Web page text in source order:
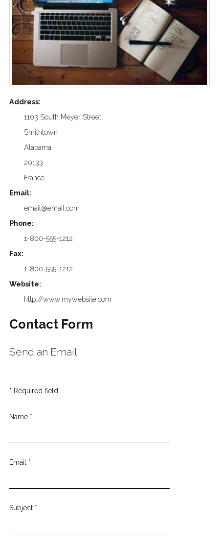
Address:
1103 South Meyer Street
Smithtown
Alabama
20133
France
Email:
email@email.com
Phone:
1-800-555-1212
Fax:
1-800-555-1212
Website:
http://www.mywebsite.com
Contact Form
Send an Email
* Required field
Name*
Email *
Subject*